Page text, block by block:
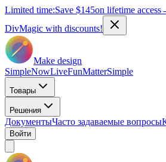
Limited time:Save $145on lifetime access
DivMagic with discounts!
Make design
SimpleNowLiveFunMatterSimple
Товары
Решения
ДокументыЧасто задаваемые вопросы
Войти